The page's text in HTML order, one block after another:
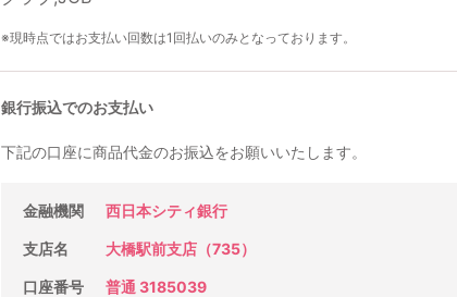
※現時点ではお支払い回数は1回払いのみとなっております。
銀行振込でのお支払い
下記の口座に商品代金のお振込をお願いいたします。
金融機関 西日本シティ銀行
支店名 大橋駅前支店（735）
口座番号 普通 3185039